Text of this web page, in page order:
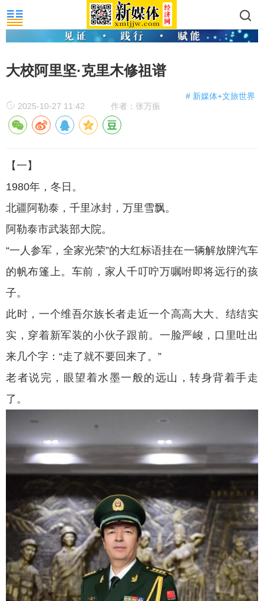
大校阿里坚·克里木修祖谱
# 新媒体+文旅世界
2025-10-27 11:42
作者：张万振
【一】
1980年，冬日。
北疆阿勒泰，千里冰封，万里雪飘。
阿勒泰市武装部大院。
“一人参军，全家光荣”的大红标语挂在一辆解放牌汽车
的帆布篷上。车前，家人千叮咛万嘱咐即将远行的孩
子。
此时，一个维吾尔族长者走近一个高高大大、结结实
实，穿着新军装的小伙子跟前。一脸严峻，口里吐出
来几个字：“走了就不要回来了。”
老者说完，眼望着水墨一般的远山，转身背着手走
了。